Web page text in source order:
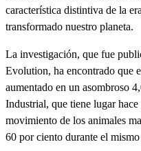
característica distintiva de la
transformado nuestro planeta.
La investigación, que fue
Evolution, ha encontrado que
aumentado en un asombroso
Industrial, que tiene lugar
movimiento de los animales
60 por ciento durante el